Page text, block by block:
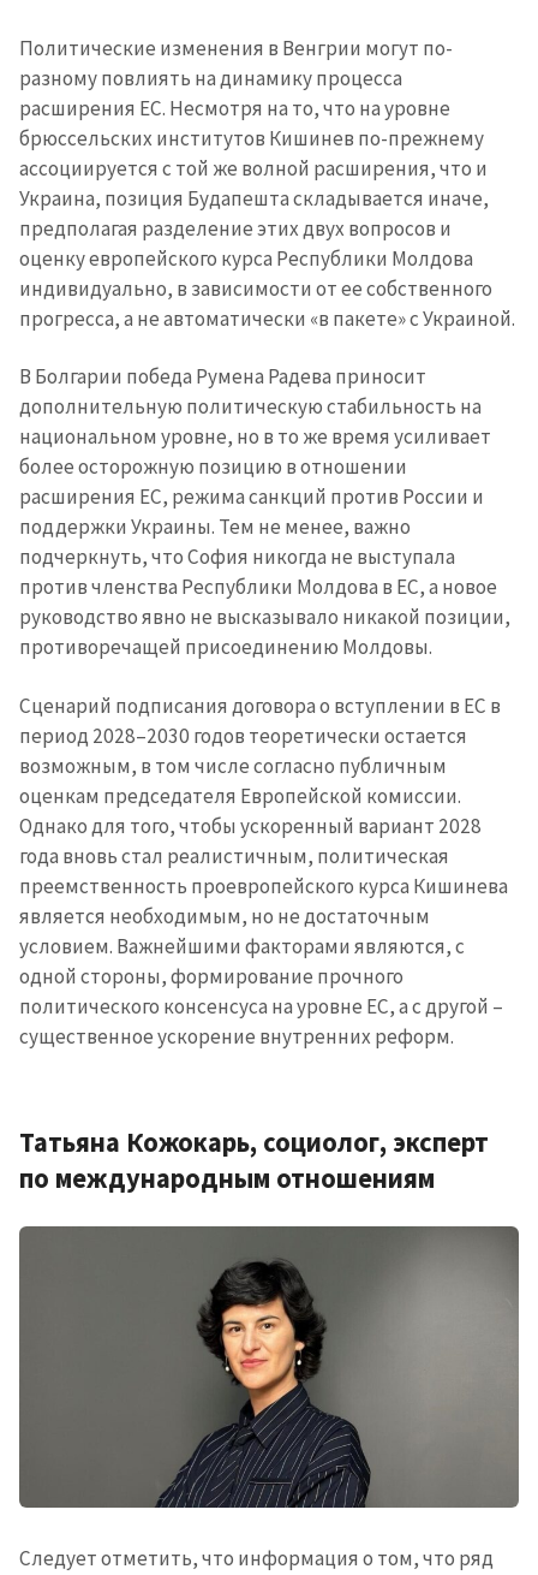
О ZDG
in English
Политические изменения в Венгрии могут по-
разному повлиять на динамику процесса
расширения ЕС. Несмотря на то, что на уровне
брюссельских институтов Кишинев по-прежнему
ассоциируется с той же волной расширения, что и
Украина, позиция Будапешта складывается иначе,
предполагая разделение этих двух вопросов и
оценку европейского курса Республики Молдова
индивидуально, в зависимости от ее собственного
прогресса, а не автоматически «в пакете» с Украиной.
В Болгарии победа Румена Радева приносит
дополнительную политическую стабильность на
национальном уровне, но в то же время усиливает
более осторожную позицию в отношении
расширения ЕС, режима санкций против России и
поддержки Украины. Тем не менее, важно
подчеркнуть, что София никогда не выступала
против членства Республики Молдова в ЕС, а новое
руководство явно не высказывало никакой позиции,
противоречащей присоединению Молдовы.
Сценарий подписания договора о вступлении в ЕС в
период 2028–2030 годов теоретически остается
возможным, в том числе согласно публичным
оценкам председателя Европейской комиссии.
Однако для того, чтобы ускоренный вариант 2028
года вновь стал реалистичным, политическая
преемственность проевропейского курса Кишинева
является необходимым, но не достаточным
условием. Важнейшими факторами являются, с
одной стороны, формирование прочного
политического консенсуса на уровне ЕС, а с другой –
существенное ускорение внутренних реформ.
Татьяна Кожокарь, социолог, эксперт
по международным отношениям
Следует отметить, что информация о том, что ряд